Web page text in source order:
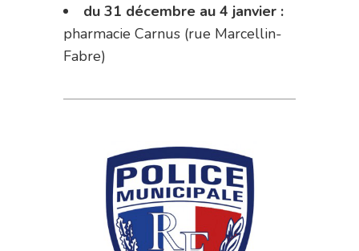
du 31 décembre au 4 janvier :
pharmacie Carnus (rue Marcellin-
Fabre)